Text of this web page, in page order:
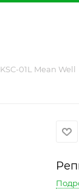
KSC-01L Mean Well